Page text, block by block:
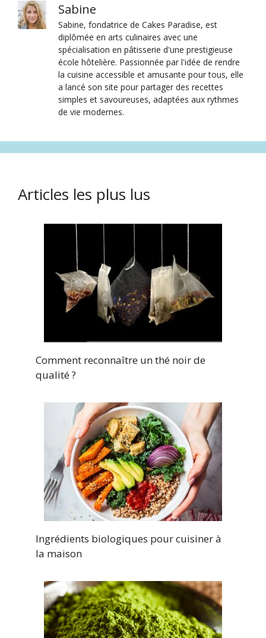
Sabine
Sabine, fondatrice de Cakes Paradise, est
diplômée en arts culinaires avec une
spécialisation en pâtisserie d'une prestigieuse
école hôtelière. Passionnée par l'idée de rendre
la cuisine accessible et amusante pour tous, elle
a lancé son site pour partager des recettes
simples et savoureuses, adaptées aux rythmes
de vie modernes.
Articles les plus lus
Comment reconnaître un thé noir de
qualité ?
Ingrédients biologiques pour cuisiner à
la maison